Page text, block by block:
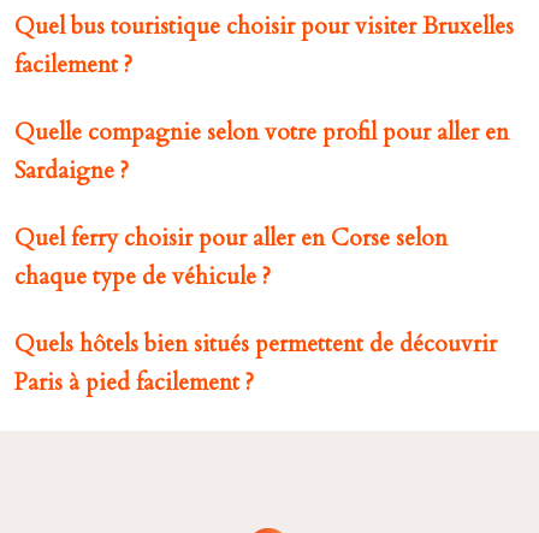
Quel bus touristique choisir pour visiter Bruxelles
facilement ?
Quelle compagnie selon votre profil pour aller en
Sardaigne ?
Quel ferry choisir pour aller en Corse selon
chaque type de véhicule ?
Quels hôtels bien situés permettent de découvrir
Paris à pied facilement ?